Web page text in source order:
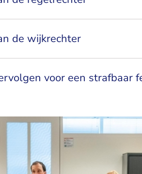
de wijkrechter
voor een strafbaar